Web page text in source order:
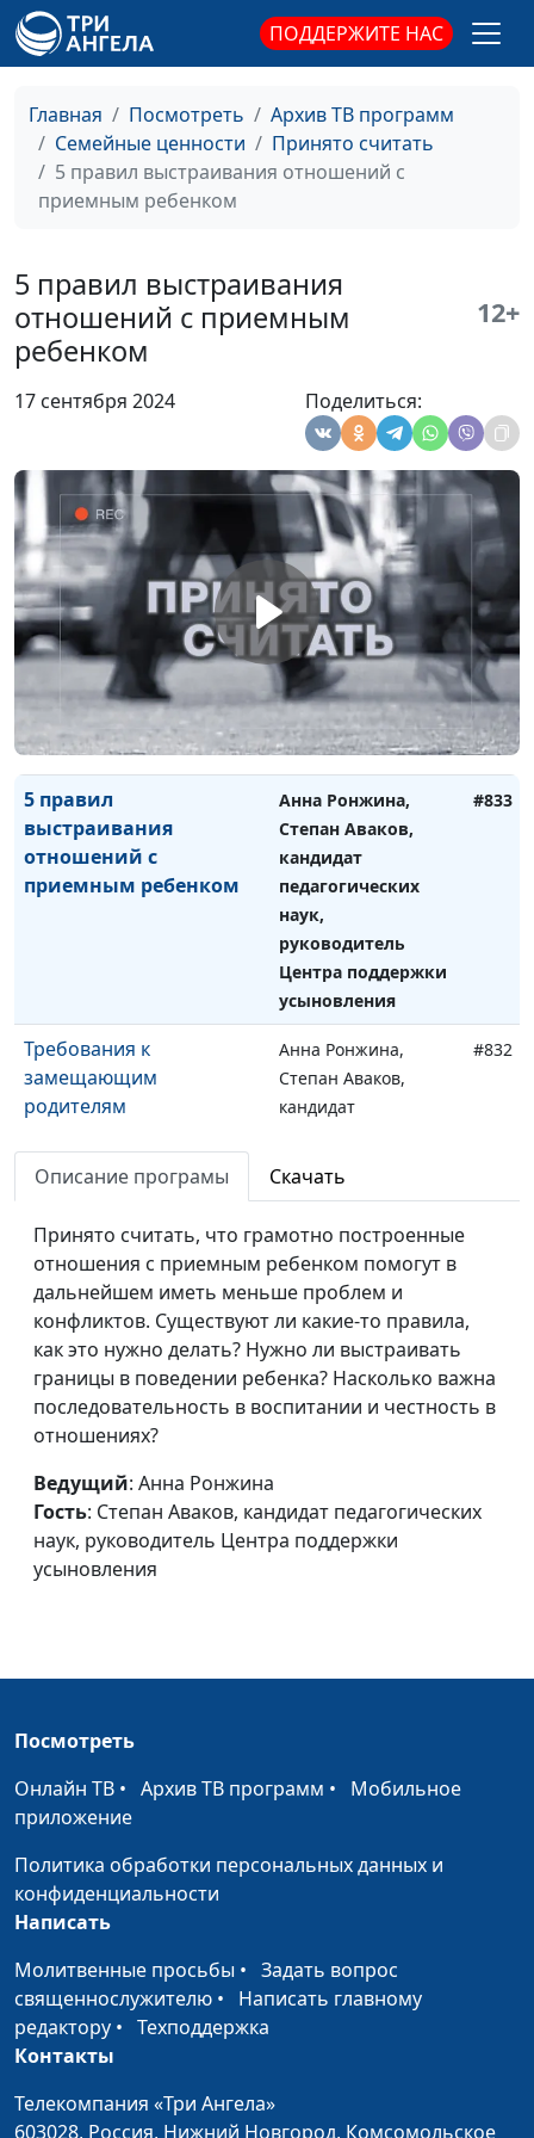
ПОДДЕРЖИТЕ НАС
Главная Посмотреть
Архив ТВ программ
Семейные ценности
Принято считать
5 правил выстраивания отношений с
приемным ребенком
5 правил выстраивания
отношений с приемным
ребенком
12+
17 сентября 2024 Поделиться:
наук, руководитель
Требования к
приемному ребенку
Анна Ронжина,
Степан Аваков,
Центра поддержки
усыновления
Что нужно знать о
приемном ребенке
кандидат
педагогических
наук, руководитель
Центра поддержки
усыновления
Что нужно знать о
здоровье приемного
ребенка
Анна Ронжина,
Степан Аваков,
кандидат
педагогических
наук, руководитель
Центра поддержки
усыновления
#834
5 правил
выстраивания
отношений с
приемным ребенком
Анна Ронжина,
Степан Аваков,
кандидат
педагогических
наук,
руководитель
Центра поддержки
усыновления
#833
Требования к
замещающим
родителям
Анна Ронжина,
Степан Аваков,
кандидат
#832
Как подготовиться к
приемному
родительству
Анна Ронжина,
Степан Аваков,
кандидат
педагогических
наук, руководитель
Центра поддержки
Периоды построения
взаимоотношений в
приемной семье
Степан Аваков,
кандидат
приемного ребенка с
педагогических
усыновления
Как сказать приемному
ребенку, что он
неродной
Описание програмы Скачать
Принято считать, что грамотно построенные
отношения с приемным ребенком помогут в
дальнейшем иметь меньше проблем и
конфликтов. Существуют ли какие-то правила,
как это нужно делать? Нужно ли выстраивать
границы в поведении ребенка? Насколько важна
последовательность в воспитании и честность в
отношениях?
Ведущий: Анна Ронжина
Гость: Степан Аваков, кандидат педагогических
наук, руководитель Центра поддержки
усыновления
Посмотреть
Онлайн ТВ • Архив ТВ программ • Мобильное
приложение
Политика обработки персональных данных и
конфиденциальности
Написать
Молитвенные просьбы • Задать вопрос
священнослужителю • Написать главному
редактору • Техподдержка
Контакты
Телекомпания «Три Ангела»
603028, Россия, Нижний Новгород, Комсомольское